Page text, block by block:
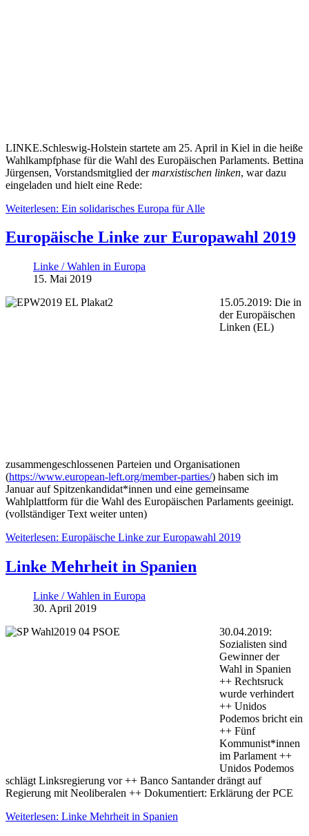
LINKE.Schleswig-Holstein startete am 25. April in Kiel in die heiße
Wahlkampfphase für die Wahl des Europäischen Parlaments. Bettina
Jürgensen, Vorstandsmitglied dermarxistischen linken, war dazu
eingeladen und hielt eine Rede:
Weiterlesen: Ein solidarisches Europa für Alle
Europäische Linke zur Europawahl 2019
Linke / Wahlen in Europa
15. Mai 2019
15.05.2019: Die in
der Europäischen
Linken (EL)
zusammengeschlossenen Parteien und Organisationen
(https://www.european-left.org/member-parties/) haben sich im
Januar auf Spitzenkandidat*innen und eine gemeinsame
Wahlplattform für die Wahl des Europäischen Parlaments geeinigt.
(vollständiger Text weiter unten)
Weiterlesen: Europäische Linke zur Europawahl 2019
Linke Mehrheit in Spanien
Linke / Wahlen in Europa
30. April 2019
30.04.2019:
Sozialisten sind
Gewinner der
Wahl in Spanien
++ Rechtsruck
wurde verhindert
++ Unidos
Podemos bricht ein
++ Fünf
Kommunist*innen
im Parlament ++
Unidos Podemos
schlägt Linksregierung vor ++ Banco Santander drängt auf
Regierung mit Neoliberalen ++ Dokumentiert: Erklärung der PCE
Weiterlesen: Linke Mehrheit in Spanien